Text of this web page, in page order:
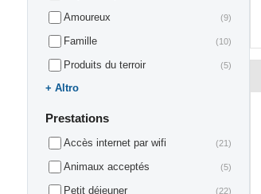
Amoureux (9)
Famille (10)
Produits du terroir (5)
Altro
Prestations
Accès internet par wifi (21)
Animaux acceptés (5)
Petit déjeuner (22)